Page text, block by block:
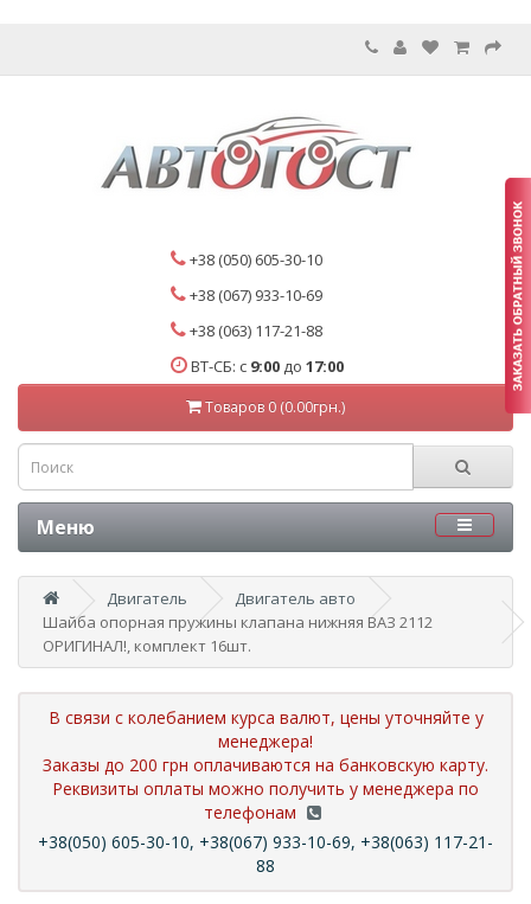
+38 (050) 605-30-10
+38 (067) 933-10-69
+38 (063) 117-21-88
ВТ-СБ: с 9:00 до 17:00
Товаров 0 (0.00грн.)
Меню
Двигатель
Двигатель авто
Шайба опорная пружины клапана нижняя ВАЗ 2112
ОРИГИНАЛ!, комплект 16шт.
В связи с колебанием курса валют, цены уточняйте у
менеджера!
Заказы до 200 грн оплачиваются на банковскую карту.
Реквизиты оплаты можно получить у менеджера по
телефонам
+38(050) 605-30-10, +38(067) 933-10-69, +38(063) 117-21-
88